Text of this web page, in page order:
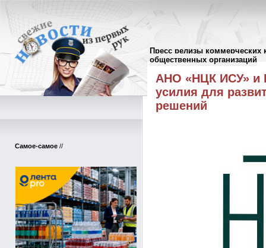
Пресс релизы коммерческих
общественных организаций
Самое-самое //
Пресс-релизы//
АНО «НЦК ИСУ» и
усилия для
решений